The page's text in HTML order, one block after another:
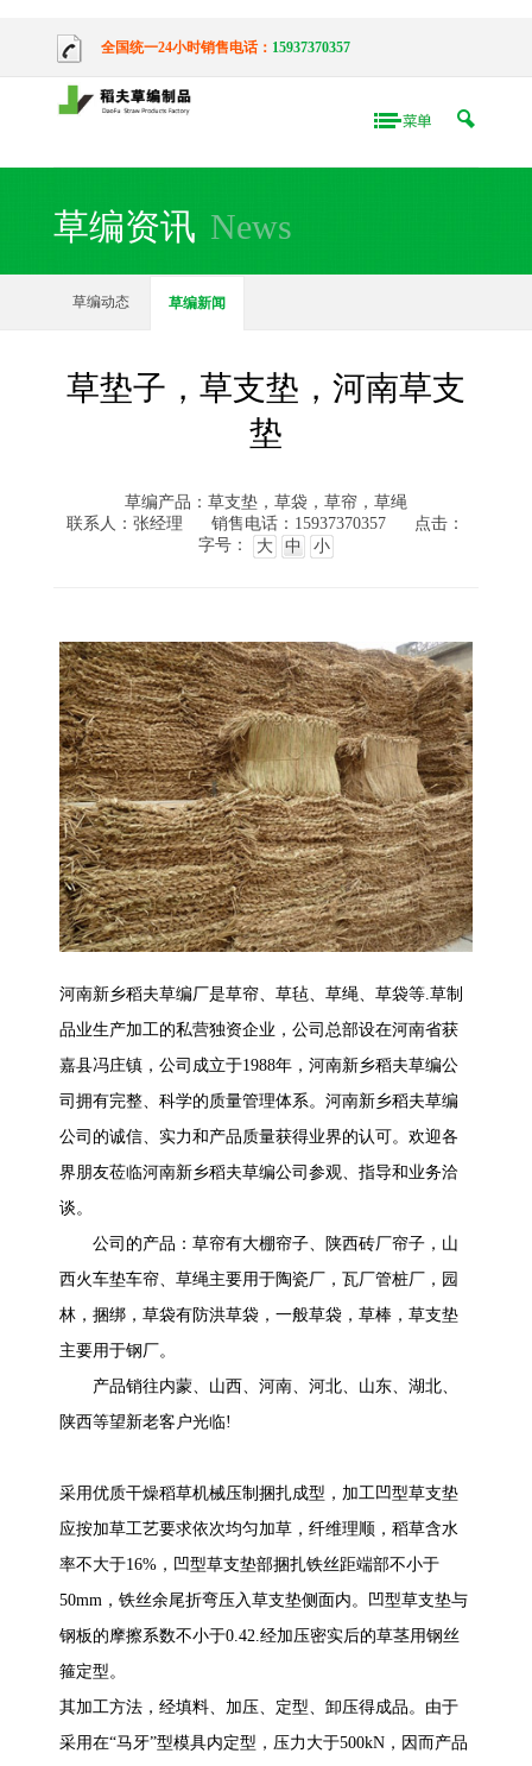
全国统一24小时销售电话： 15937370357
草编资讯 News
草编动态 草编新闻
草垫子，草支垫，河南草支
垫
草编产品：草支垫，草袋，草帘，草绳
联系人：张经理
销售电话：15937370357
点击：
字号：
大 中 小
河南新乡稻夫草编厂是草帘、草毡、草绳、草袋等.草制
品业生产加工的私营独资企业，公司总部设在河南省获
嘉县冯庄镇，公司成立于1988年，河南新乡稻夫草编公
司拥有完整、科学的质量管理体系。河南新乡稻夫草编
公司的诚信、实力和产品质量获得业界的认可。欢迎各
界朋友莅临河南新乡稻夫草编公司参观、指导和业务洽
谈。
公司的产品：草帘有大棚帘子、陕西砖厂帘子，山
西火车垫车帘、草绳主要用于陶瓷厂，瓦厂管桩厂，园
林，捆绑，草袋有防洪草袋，一般草袋，草棒，草支垫
主要用于钢厂。
产品销往内蒙、山西、河南、河北、山东、湖北、
陕西等望新老客户光临!
采用优质干燥稻草机械压制捆扎成型，加工凹型草支垫
应按加草工艺要求依次均匀加草，纤维理顺，稻草含水
率不大于16%，凹型草支垫部捆扎铁丝距端部不小于
50mm，铁丝余尾折弯压入草支垫侧面内。凹型草支垫与
钢板的摩擦系数不小于0.42.经加压密实后的草茎用钢丝
箍定型。
其加工方法，经填料、加压、定型、卸压得成品。由于
采用在“马牙”型模具内定型，压力大于500kN，因而产品